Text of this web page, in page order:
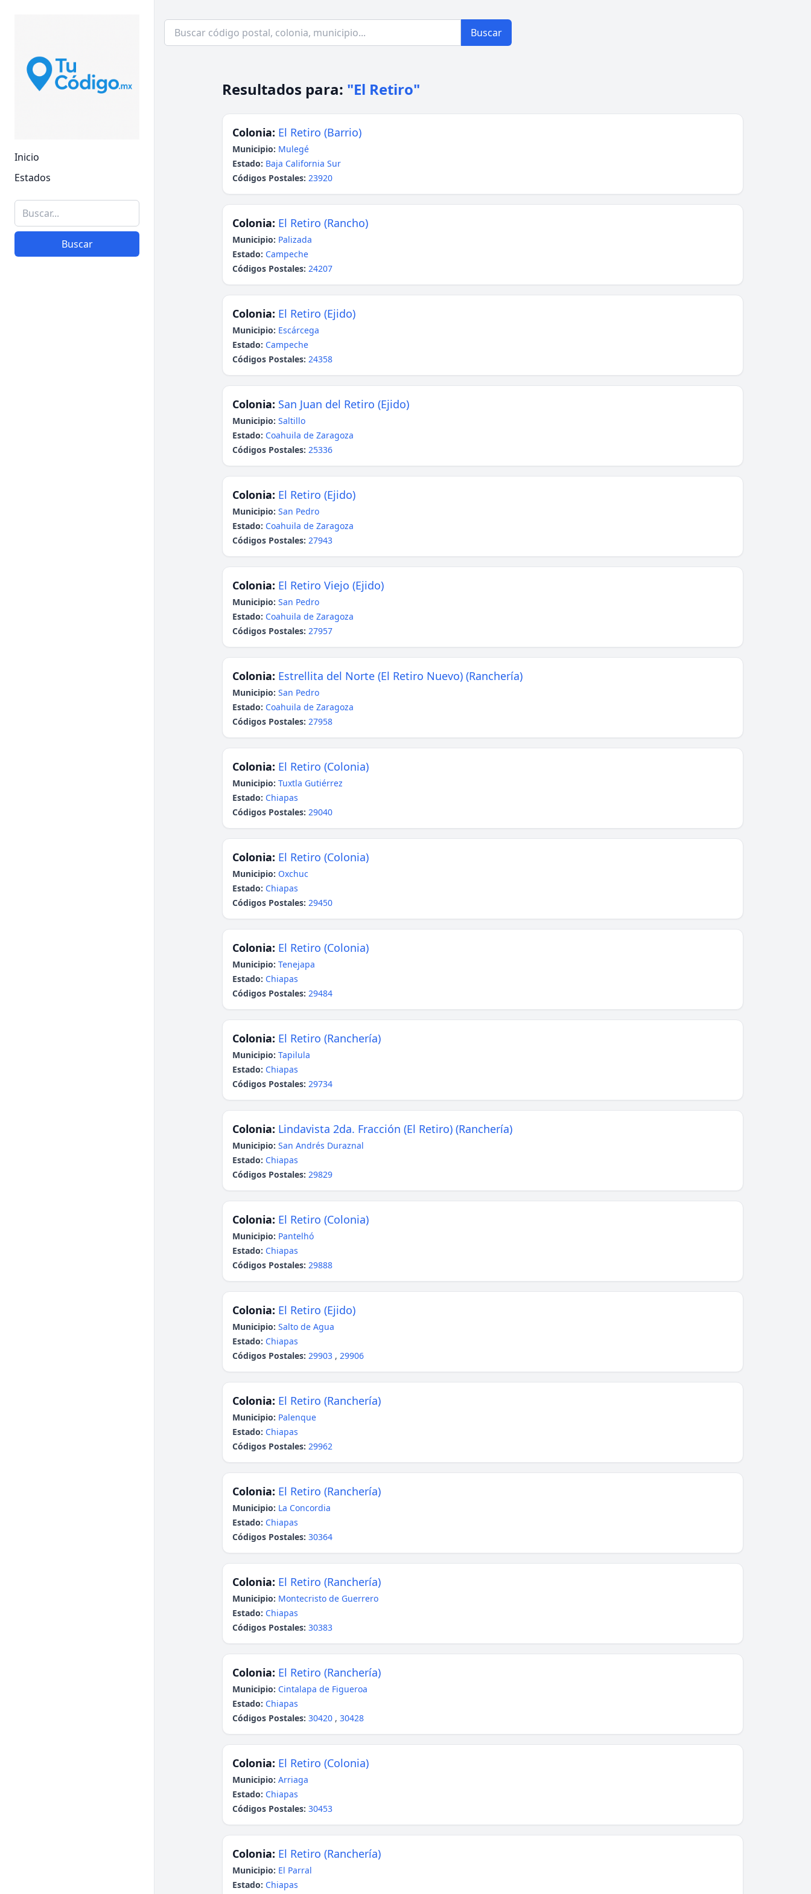
Inicio
Estados
Buscar
Buscar
Resultados para: "El Retiro"
Colonia: El Retiro (Barrio)
Municipio: Mulegé
Estado: Baja California Sur
Códigos Postales: 23920
Colonia: El Retiro (Rancho)
Municipio: Palizada
Estado: Campeche
Códigos Postales: 24207
Colonia: El Retiro (Ejido)
Municipio: Escárcega
Estado: Campeche
Códigos Postales: 24358
Colonia: San Juan del Retiro (Ejido)
Municipio: Saltillo
Estado: Coahuila de Zaragoza
Códigos Postales: 25336
Colonia: El Retiro (Ejido)
Municipio: San Pedro
Estado: Coahuila de Zaragoza
Códigos Postales: 27943
Colonia: El Retiro Viejo (Ejido)
Municipio: San Pedro
Estado: Coahuila de Zaragoza
Códigos Postales: 27957
Colonia: Estrellita del Norte (El Retiro Nuevo) (Ranchería)
Municipio: San Pedro
Estado: Coahuila de Zaragoza
Códigos Postales: 27958
Colonia: El Retiro (Colonia)
Municipio: Tuxtla Gutiérrez
Estado: Chiapas
Códigos Postales: 29040
Colonia: El Retiro (Colonia)
Municipio: Oxchuc
Estado: Chiapas
Códigos Postales: 29450
Colonia: El Retiro (Colonia)
Municipio: Tenejapa
Estado: Chiapas
Códigos Postales: 29484
Colonia: El Retiro (Ranchería)
Municipio: Tapilula
Estado: Chiapas
Códigos Postales: 29734
Colonia: Lindavista 2da. Fracción (El Retiro) (Ranchería)
Municipio: San Andrés Duraznal
Estado: Chiapas
Códigos Postales: 29829
Colonia: El Retiro (Colonia)
Municipio: Pantelhó
Estado: Chiapas
Códigos Postales: 29888
Colonia: El Retiro (Ejido)
Municipio: Salto de Agua
Estado: Chiapas
Códigos Postales: 29903 , 29906
Colonia: El Retiro (Ranchería)
Municipio: Palenque
Estado: Chiapas
Códigos Postales: 29962
Colonia: El Retiro (Ranchería)
Municipio: La Concordia
Estado: Chiapas
Códigos Postales: 30364
Colonia: El Retiro (Ranchería)
Municipio: Montecristo de Guerrero
Estado: Chiapas
Códigos Postales: 30383
Colonia: El Retiro (Ranchería)
Municipio: Cintalapa de Figueroa
Estado: Chiapas
Códigos Postales: 30420 , 30428
Colonia: El Retiro (Colonia)
Municipio: Arriaga
Estado: Chiapas
Códigos Postales: 30453
Colonia: El Retiro (Ranchería)
Municipio: El Parral
Estado: Chiapas